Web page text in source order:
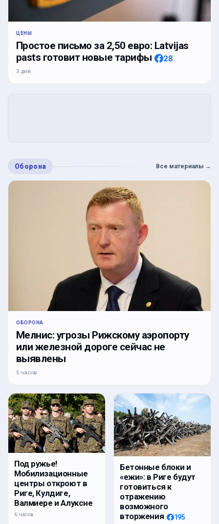
ЦЕНЫ
Простое письмо за 2,50 евро: Latvijas
pasts готовит новые тарифы
28
3 дня
Оборона Все материалы →
ОБОРОНА
Мелнис: угрозы Рижскому аэропорту
или железной дороге сейчас не
выявлены
5 часов
Под ружье!
Мобилизационные
центры откроют в
Риге, Кулдиге,
Валмиере и Алуксне
6 часов
Бетонные блоки и
«ежи»: в Риге будут
готовиться к
отражению
возможного
вторжения
195